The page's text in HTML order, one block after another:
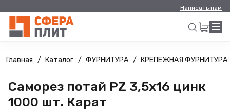
Написать нам
Искать
Главная Каталог ФУРНИТУРА КРЕПЕЖНАЯ ФУРНИТУРА
Саморез потай PZ 3,5х16 цинк
1000 шт. Карат